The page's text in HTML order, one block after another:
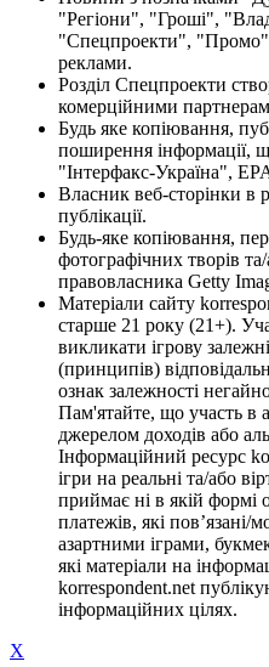
"Регіони", "Гроші",
"Спецпроекти", "Промо"
реклами.
Розділ Спецпроекти
комерційними
Будь яке копіювання,
поширення інформації,
"Інтерфакс-Україна",
Власник веб-сторінки в
публікації.
Будь-яке копіювання,
фотографічних творів та/
правовласника Getty
Матеріали сайту
старше 21 року (21+).
викликати ігрову
(принципів)
ознак залежності
Пам'ятайте, що участь в
джерелом доходів або
Інформаційний ресурс
ігри на реальні та/або
приймає ні в якій формі
платежів, які пов’язані/
азартними іграми,
які матеріали на
korrespondent.net
інформаційних цілях.
X